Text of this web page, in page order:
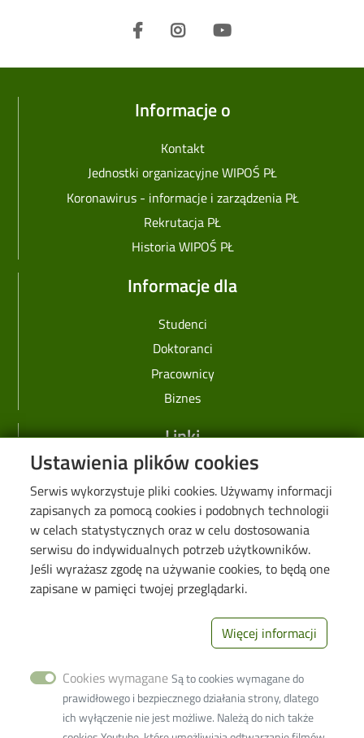
Ustawienia plików cookies
Serwis wykorzystuje pliki cookies. Używamy informacji
zapisanych za pomocą cookies i podobnych technologii
w celach statystycznych oraz w celu dostosowania
serwisu do indywidualnych potrzeb użytkowników.
Jeśli wyrażasz zgodę na używanie cookies, to będą one
zapisane w pamięci twojej przeglądarki.
Więcej informacji
Cookies wymagane Są to cookies wymagane do
prawidłowego i bezpiecznego działania strony, dlatego
ich wyłączenie nie jest możliwe. Należą do nich także
Wydział Inżynierii
Ochrony
Środowiska
93-005 Łódź ul.
Informacje o
Kontakt
Jednostki organizacyjne WIPOŚ PŁ
Koronawirus - informacje i zarządzenia PŁ
Rekrutacja PŁ
Historia WIPOŚ PŁ
Informacje dla
Studenci
Doktoranci
Pracownicy
Biznes
Linki
Web Dziekanat
Biblioteka PŁ
Galeria "Krótko i węzłowato"
Seminarium "Problemy Ochrony Środowiska"
Deklaracja dostępności cyfrowej
Polityka prywatności